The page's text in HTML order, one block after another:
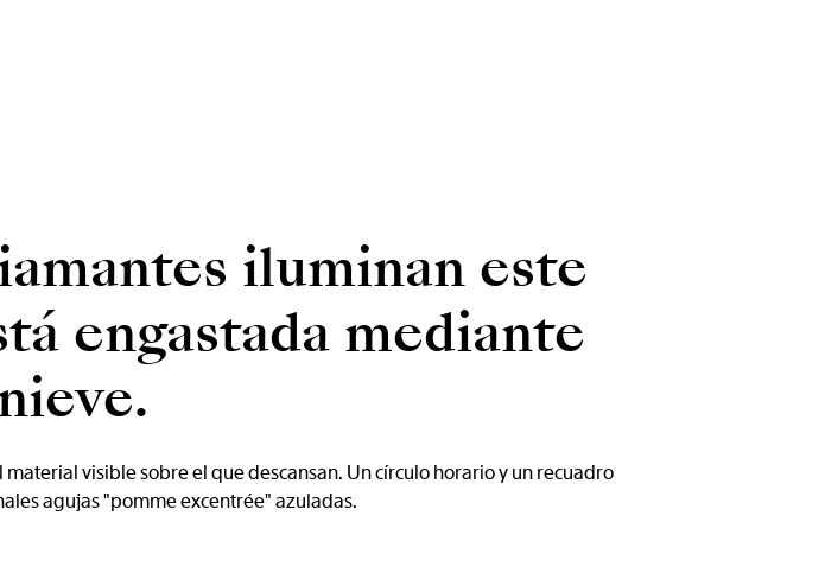
iluminan este
engastada mediante
visible sobre el que descansan. Un círculo horario y un recuadro
agujas "pomme excentrée" azuladas.